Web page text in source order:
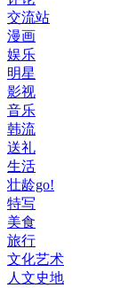
交流站
漫画
娱乐
明星
影视
音乐
韩流
送礼
生活
壮龄go!
特写
美食
旅行
文化艺术
人文史地